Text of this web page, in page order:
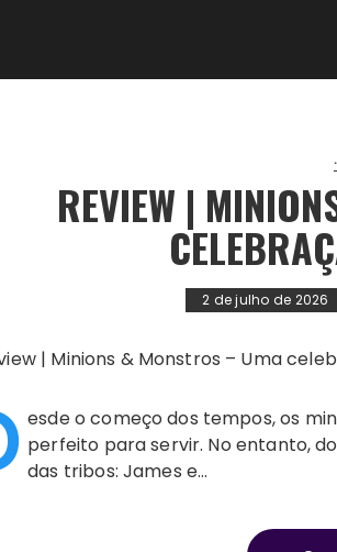
.
REVIEW |
2 de julho de 2026
esde o começo dos tempos, os
perfeito para servir. No entanto,
das tribos: James e…